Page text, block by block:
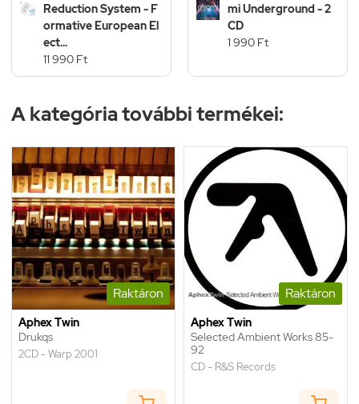
Reduction System - F
ormative European El
ect...
11 990 Ft
mi Underground - 2
CD
1 990 Ft
A kategória további termékei:
Raktáron
Aphex Twin
Drukqs
2CD - Warp 2001
Raktáron
Aphex Twin
Selected Ambient Works 85-
92
CD - R&S Records